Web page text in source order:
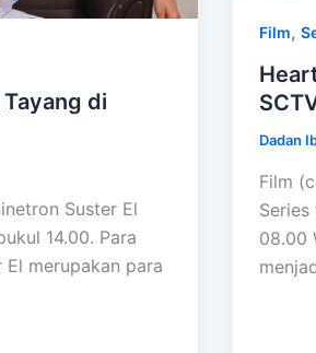
di
Suster El
14.00. Para
El merupakan para
Film,
Dadan
Film
08.00